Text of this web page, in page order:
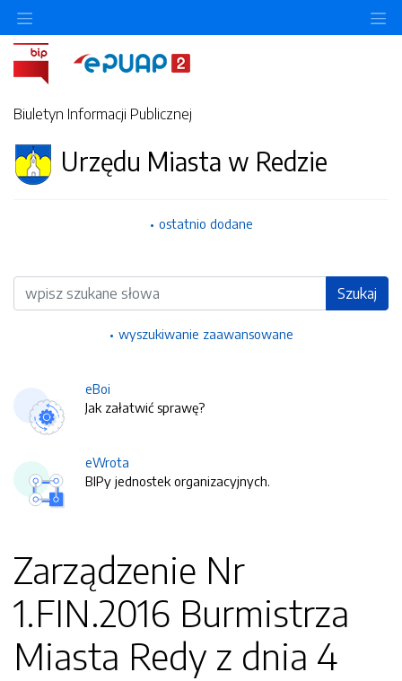
Biuletyn Informacji Publicznej
Urzędu Miasta w Redzie
ostatnio dodane
Wyszukiwarka Szukaj
wyszukiwanie zaawansowane
eBoi
Jak załatwić sprawę?
eWrota
BIPy jednostek organizacyjnych.
Zarządzenie Nr
1.FIN.2016 Burmistrza
Miasta Redy z dnia 4